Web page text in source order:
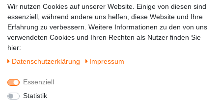
Zahlung & Versand
Wir nutzen Cookies auf unserer Website. Einige von diesen sind
essenziell, während andere uns helfen, diese Website und Ihre
Erfahrung zu verbessern. Weitere Informationen zu den von uns
verwendeten Cookies und Ihren Rechten als Nutzer finden Sie
hier:
Daten­schutz­erklärung
Impressum
Essenziell
Statistik